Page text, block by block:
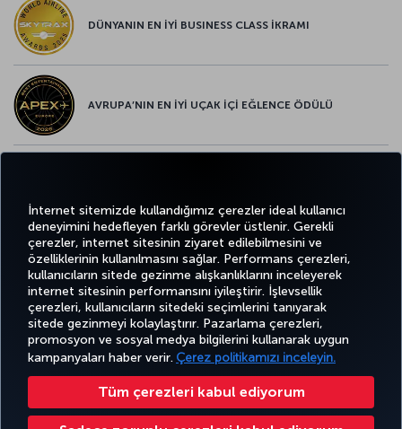
İnternet sitemizde kullandığımız çerezler ideal kullanıcı
deneyimini hedefleyen farklı görevler üstlenir. Gerekli
çerezler, internet sitesinin ziyaret edilebilmesini ve
özelliklerinin kullanılmasını sağlar. Performans çerezleri,
kullanıcıların sitede gezinme alışkanlıklarını inceleyerek
internet sitesinin performansını iyileştirir. İşlevsellik
çerezleri, kullanıcıların sitedeki seçimlerini tanıyarak
sitede gezinmeyi kolaylaştırır. Pazarlama çerezleri,
promosyon ve sosyal medya bilgilerini kullanarak uygun
kampanyaları haber verir. Çerez politikamızı inceleyin.
Tüm çerezleri kabul ediyorum
DÜNYANIN EN İYİ BUSINESS CLASS İKRAMI
AVRUPA’NIN EN İYİ UÇAK İÇİ EĞLENCE ÖDÜLÜ
TwitterFacebook
Instagram
YoutubeLinkedIn
TiktokBlogPinterest
BİLET
AL VE
YÖNET
DENEYİM
FIRSATLAR
VE UÇUŞ
NOKTALARI
YARDIM
TURKISH
AIRLINES
HOLIDAYS
MILES&SMILES
Bilgi Toplumu Hizmetleri Erişilebilirlik Gizlilik ve Çerez Politikası Yasal Uyarı Yolcu Hakları